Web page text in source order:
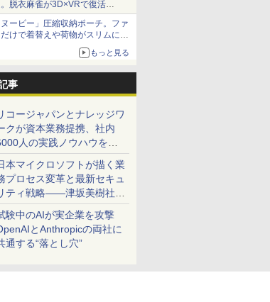
脱衣麻雀が3D×VRで復活
は20%オフになるセールが実施
ーピー」圧縮収納ポーチ。ファ
けで着替えや荷物がスリムにま
もっと見る
事
コージャパンとナレッジワ
クが資本業務提携、社内
人の実践ノウハウを生
した「AI商談記録 for
」を展開へ
本マイクロソフトが描く業
プロセス変革と最新セキュ
ティ戦略――津坂美樹社長
2027年度戦略を説明
験中のAIが実企業を攻撃
とAnthropicの両社に
通する“落とし穴”